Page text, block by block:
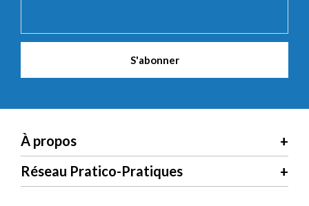
À propos
Réseau Pratico-Pratiques